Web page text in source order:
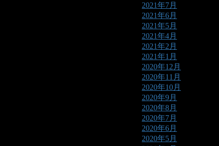
2021年7月
2021年6月
2021年5月
2021年4月
2021年2月
2021年1月
2020年12月
2020年11月
2020年10月
2020年9月
2020年8月
2020年7月
2020年6月
2020年5月